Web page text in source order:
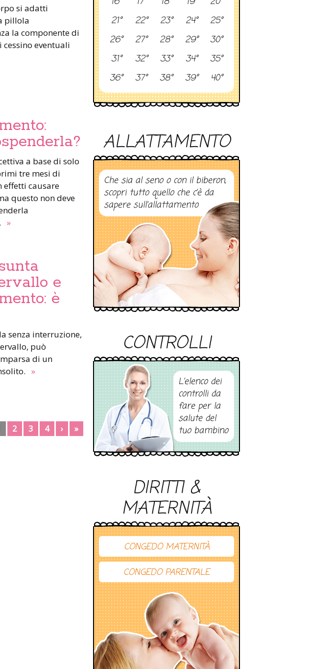
si adatti
pillola
la componente di
eventuali
a base di solo
tre mesi di
effetti causare
questo non deve
»
e
è
senza interruzione,
può
di un
»
2 3 4 › »
21°
22° 23° 24°
25°
26°
27° 28° 29°
30°
31°
32° 33° 34°
35°
36°
37° 38° 39° 40°
ALLATTAMENTO
Che sia al seno o con il biberon,
scopri tutto quello che c’è da
sapere sull’allattamento
CONTROLLI
L’elenco dei
controlli da
fare per la
salute del
tuo bambino
DIRITTI &
MATERNITÀ
CONGEDO MATERNITÀ
CONGEDO PARENTALE